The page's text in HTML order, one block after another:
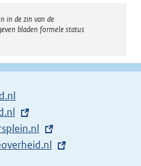
in de zin van de
bladen formele status